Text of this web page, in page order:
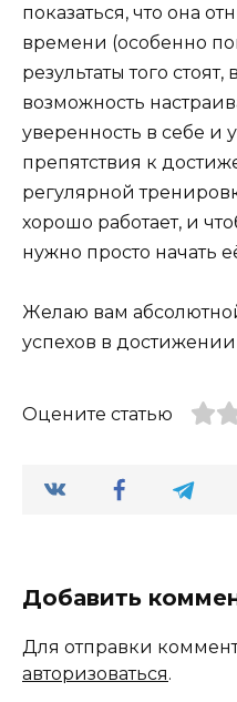
показаться, что она
времени (особенно
результаты того
возможность
уверенность в себе и
препятствия к
регулярной
хорошо работает, и
нужно просто начать
Желаю вам
успехов в
Оцените статью
Добавить
Для отправки
авторизоваться.